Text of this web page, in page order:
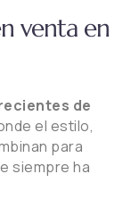
venta en
de
el estilo,
para
siempre ha